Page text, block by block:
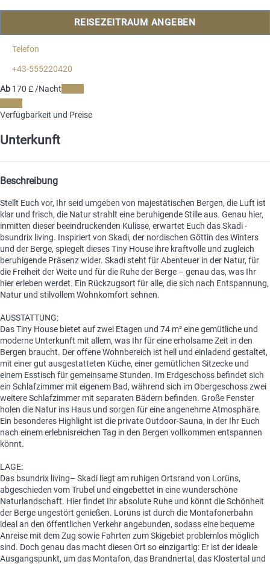
REISEZEITRAUM ANGEBEN
Telefon
+43-555220420
Ab 170 £ /Nacht
Verfügbarkeit und Preise
Unterkunft
Beschreibung
Stellt Euch vor, Ihr seid umgeben von majestätischen Bergen, die Luft ist
klar und frisch, die Natur strahlt eine beruhigende Stille aus. Genau hier,
inmitten dieser beeindruckenden Kulisse, erwartet Euch das Skadi -
bsundrix living. Inspiriert von Skadi, der nordischen Göttin des Winters
und der Berge, spiegelt dieses Tiny House ihre kraftvolle und zugleich
beruhigende Präsenz wider. Skadi steht für Abenteuer in der Natur, für
die Freiheit der Weite und für die Ruhe der Berge – genau das, was Ihr
hier erleben werdet. Ein Rückzugsort für alle, die sich nach Entspannung,
Natur und stilvollem Wohnkomfort sehnen.
AUSSTATTUNG:
Das Tiny House bietet auf zwei Etagen und 74 m² eine gemütliche und
moderne Unterkunft mit allem, was Ihr für eine erholsame Zeit in den
Bergen braucht. Der offene Wohnbereich ist hell und einladend gestaltet,
mit einer gut ausgestatteten Küche, einer gemütlichen Sitzecke und
einem Esstisch für gemeinsame Stunden. Im Erdgeschoss befindet sich
ein Schlafzimmer mit eigenem Bad, während sich im Obergeschoss zwei
weitere Schlafzimmer mit separaten Bädern befinden. Große Fenster
holen die Natur ins Haus und sorgen für eine angenehme Atmosphäre.
Ein besonderes Highlight ist die private Outdoor-Sauna, in der Ihr Euch
nach einem erlebnisreichen Tag in den Bergen vollkommen entspannen
könnt.
LAGE:
Das bsundrix living– Skadi liegt am ruhigen Ortsrand von Lorüns,
abgeschieden vom Trubel und eingebettet in eine wunderschöne
Naturlandschaft. Hier findet Ihr absolute Ruhe und könnt die Schönheit
der Berge ungestört genießen. Lorüns ist durch die Montafonerbahn
ideal an den öffentlichen Verkehr angebunden, sodass eine bequeme
Anreise mit dem Zug sowie Fahrten zum Skigebiet problemlos möglich
sind. Doch genau das macht diesen Ort so einzigartig: Er ist der ideale
Ausgangspunkt, um das Montafon, das Brandnertal, das Klostertal und